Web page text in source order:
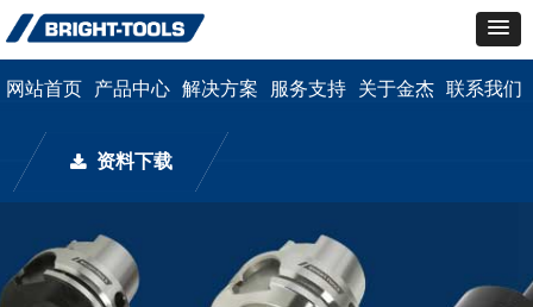
끂 资料下载
网站首页 产品中心 解决方案 服务支持 关于金杰 联系我们